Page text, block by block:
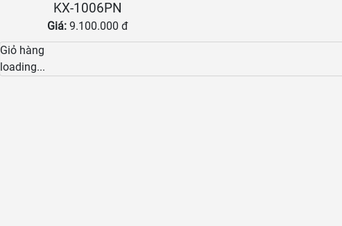
KX-1006PN
Giá: 9.100.000 đ
Giỏ hàng
loading...